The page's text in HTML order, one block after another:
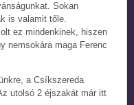
Sokan
is valamit tőle.
ez mindenkinek, hiszen
nemsokára maga Ferenc
a Csíkszereda
utolsó 2 éjszakát már itt